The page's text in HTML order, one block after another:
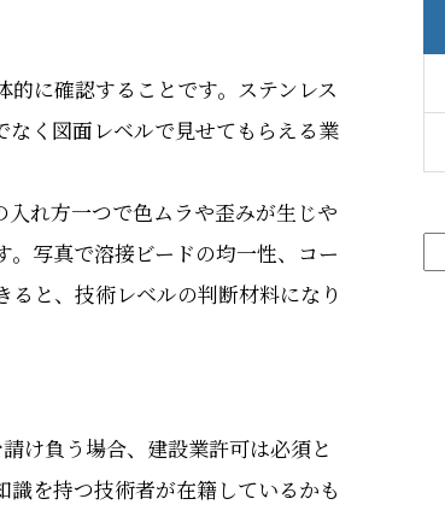
に確認することです。ステンレス
なく図面レベルで見せてもらえる業
れ方一つで色ムラや歪みが生じや
写真で溶接ビードの均一性、コー
と、技術レベルの判断材料になり
け負う場合、建設業許可は必須と
を持つ技術者が在籍しているかも